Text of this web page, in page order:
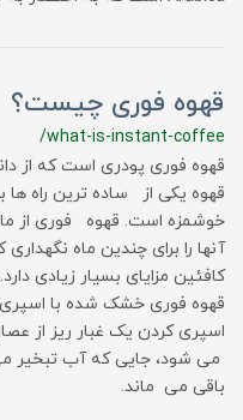
قهوه فوری چیست؟
/what-is-instant-coffee
قهوه فوری پودری است که از
قهوه یکی از ساده ترین راه
خوشمزه است. قهوه فوری از
آنها را برای چندین ماه
کافئین مزایای بسیار زیادی
قهوه فوری خشک شده با
اسپری کردن یک غبار ریز از
می شود، جایی که آب تبخیر
باقی می ماند.